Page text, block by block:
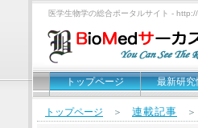
医学生物学の総合ポータルサイト -
トップページ 最新研究
トップページ ＞ 連載記事